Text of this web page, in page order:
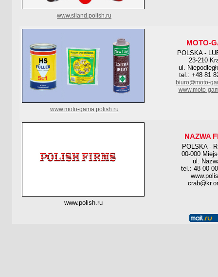
www.siland.polish.ru
MOTO-
POLSKA -
23-210
ul.
tel.: +48 81
biuro@moto-
www.moto-
www.moto-gama.polish.ru
NAZWA
POLSKA -
00-000
ul.
tel.: 48 00
www.polish.ru